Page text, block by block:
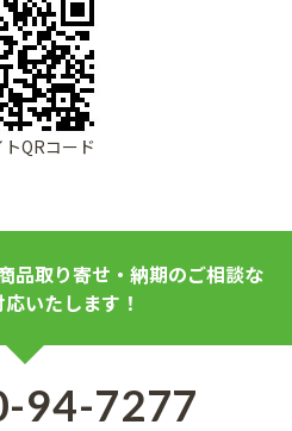
QRコード
品取り寄せ・納期のご相談な
いたします！
94-7277